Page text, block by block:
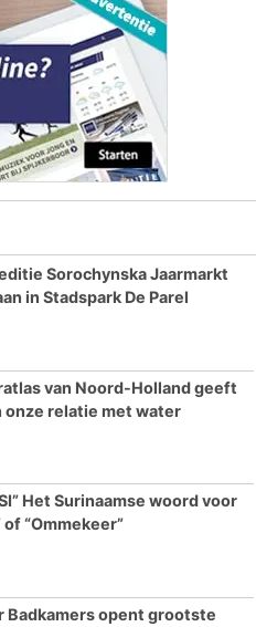
Sorochynska Jaarmarkt
in Stadspark De Parel
van Noord-Holland geeft
onze relatie met water
Het Surinaamse woord voor
of “Ommekeer”
Badkamers opent grootste